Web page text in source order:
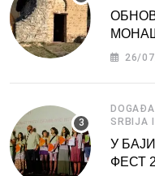
26/
SRBIJA I
У
ФЕСТ